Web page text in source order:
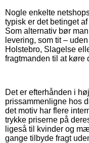
Nogle enkelte
typisk er det betinget
Som alternativ bør
levering, som tit –
Holstebro, Slagelse
fragtmanden til at køre
Det er efterhånden i
prissammenligne hos
det motiv har flere
trykke priserne på
ligeså til kvinder og
gange tilbyde fragt